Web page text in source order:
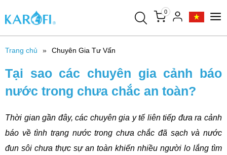
0
Trang chủ Chuyên Gia Tư Vấn
Tại sao các chuyên gia cảnh báo
nước trong chưa chắc an toàn?
Thời gian gần đây, các chuyên gia y tế liên tiếp đưa ra cảnh
báo về tình trạng nước trong chưa chắc đã sạch và nước
đun sôi chưa thực sự an toàn khiến nhiều người lo lắng tìm